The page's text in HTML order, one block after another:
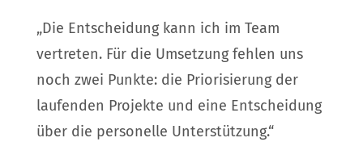
„Die Entscheidung kann ich im Team
vertreten. Für die Umsetzung fehlen uns
noch zwei Punkte: die Priorisierung der
laufenden Projekte und eine Entscheidung
über die personelle Unterstützung.“